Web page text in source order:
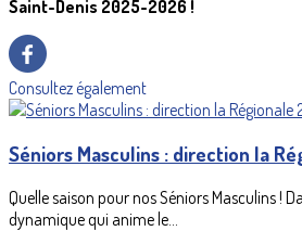
Saint-Denis 2025-2026 !
Consultez également
Séniors Masculins : direction la
Quelle saison pour nos Séniors Masculins !
dynamique qui anime le...